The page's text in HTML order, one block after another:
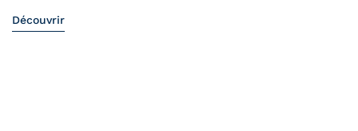
Découvrir